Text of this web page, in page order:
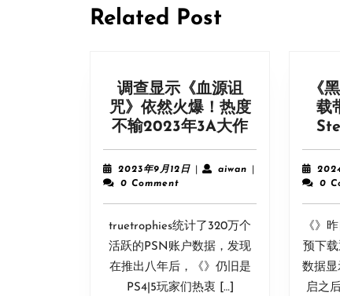
航
Related Post
调查显示《血源诅
咒》依然火爆！热度
不输2023年3A大作调
查
显
《血
源
诅
咒》
2023年9月12日2023
12
日
aiwanaiwan
0 Comment
truetrophies统计了320万个
活跃的PSN账户数据，发现
在推出八年后，《》仍旧是
PS4|5玩家们热衷 […]
《
载
0
《》
预下
数据
启之